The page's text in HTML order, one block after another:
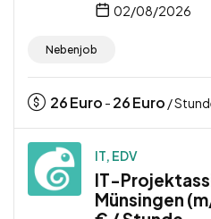
02/08/2026
Nebenjob
26Euro - 26Euro /
IT, EDV
IT-
Münsingen